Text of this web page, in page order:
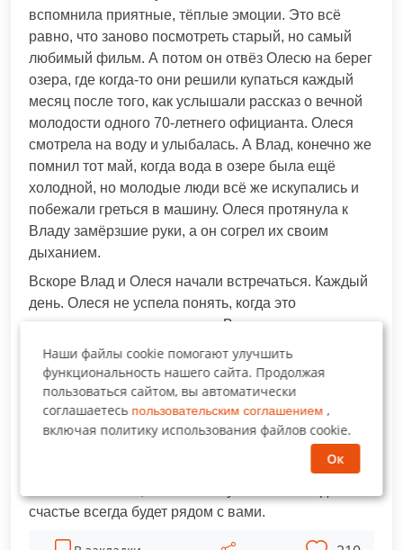
вспомнила приятные, тёплые эмоции. Это всё
равно, что заново посмотреть старый, но самый
любимый фильм. А потом он отвёз Олесю на берег
озера, где когда-то они решили купаться каждый
месяц после того, как услышали рассказ о вечной
молодости одного 70-летнего официанта. Олеся
смотрела на воду и улыбалась. А Влад, конечно же
помнил тот май, когда вода в озере была ещё
холодной, но молодые люди всё же искупались и
побежали греться в машину. Олеся протянула к
Владу замёрзшие руки, а он согрел их своим
дыханием.
Вскоре Влад и Олеся начали встречаться. Каждый
день. Олеся не успела понять, когда это
произошло, но она думала о Владе и всегда с
нетерпением ждала вечера.
Спустя ещё немного времени они начали новый
жизненный путь вместе. Каким он будет, зависит от
них. Но хочется надеяться, что любовь навсегда
поселиться в их сердцах.
счастье всегда будет рядом с вами.
Наши файлы cookie помогают улучшить
функциональность нашего сайта. Продолжая
пользоваться сайтом, вы автоматически
соглашаетесь пользовательским соглашением ,
включая политику использования файлов cookie.
Ок